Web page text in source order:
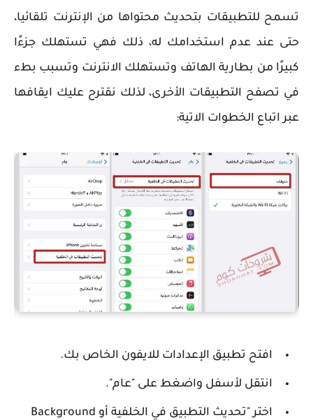
تسمح للتطبيقات بتحديث محتواها من الإنترنت تلقائيا،
حتى عند عدم استخدامك له، ذلك فهي تستهلك جزءًا
كبيرًا من بطارية الهاتف وتستهلك الانترنت وتسبب بطء
في تصفح التطبيقات الأخرى، لذلك نقترح عليك ايقافها
عبر اتباع الخطوات الاتية:
افتح تطبيق الإعدادات للايفون الخاص بك.
انتقل لأسفل واضغط على "عام".
اختر "تحديث التطبيق في الخلفية أو Background